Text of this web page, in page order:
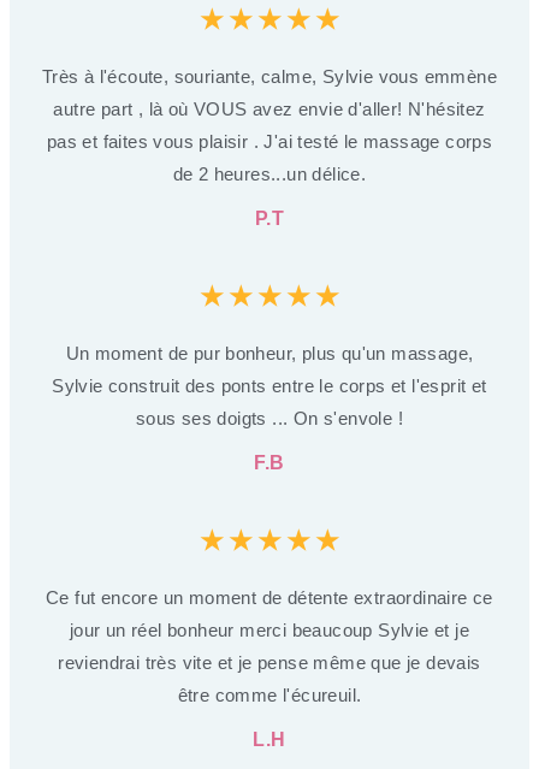
P.T
★ ★ ★ ★ ★
Très à l'écoute, souriante, calme, Sylvie vous emmène
autre part , là où VOUS avez envie d'aller! N'hésitez
pas et faites vous plaisir . J'ai testé le massage corps
de 2 heures...un délice.
F.B
★ ★ ★ ★ ★
Un moment de pur bonheur, plus qu'un massage,
Sylvie construit des ponts entre le corps et l'esprit et
sous ses doigts ... On s'envole !
L.H
★ ★ ★ ★ ★
Ce fut encore un moment de détente extraordinaire ce
jour un réel bonheur merci beaucoup Sylvie et je
reviendrai très vite et je pense même que je devais
être comme l'écureuil.